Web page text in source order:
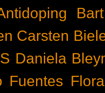
Carsten
Daniela
Fuentes